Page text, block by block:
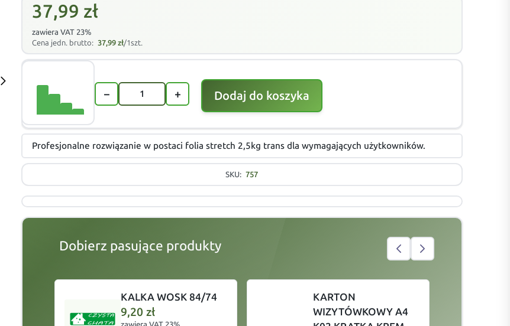
37,99 zł
zawiera VAT 23%
Cena jedn. brutto: 37,99zł/1szt.
− + Dodaj do koszyka
Profesjonalne rozwiązanie w postaci folia stretch 2,5kg trans dla wymagających użytkowników.
SKU: 757
Dobierz pasujące produkty
slide
KALKA WOSK 84/74
9,20zł
KARTON
WIZYTÓWKOWY A4